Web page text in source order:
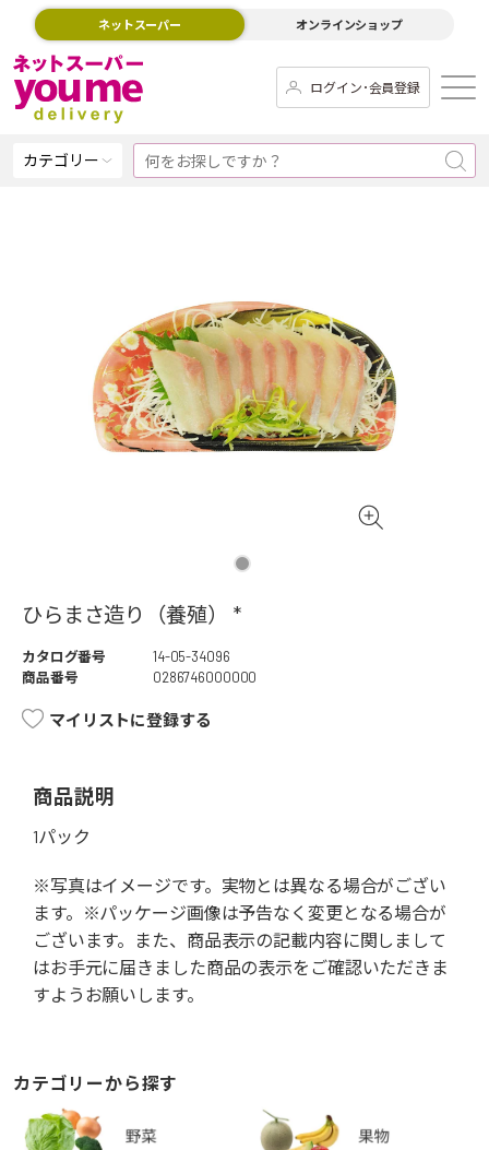
ネットスーパー オンラインショップ
ログイン･会員登録
カテゴリー
ひらまさ造り（養殖） *
カタログ番号
14-05-34096
商品番号
0286746000000
マイリストに登録する
商品説明
1パック
※写真はイメージです。実物とは異なる場合がござい
ます。※パッケージ画像は予告なく変更となる場合が
ございます。また、商品表示の記載内容に関しまして
はお手元に届きました商品の表示をご確認いただきま
すようお願いします。
カテゴリーから探す